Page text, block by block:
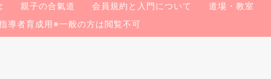
親子の合氣道 会員規約と入門について
道場・教室
導者育成用※一般の方は閲覧不可